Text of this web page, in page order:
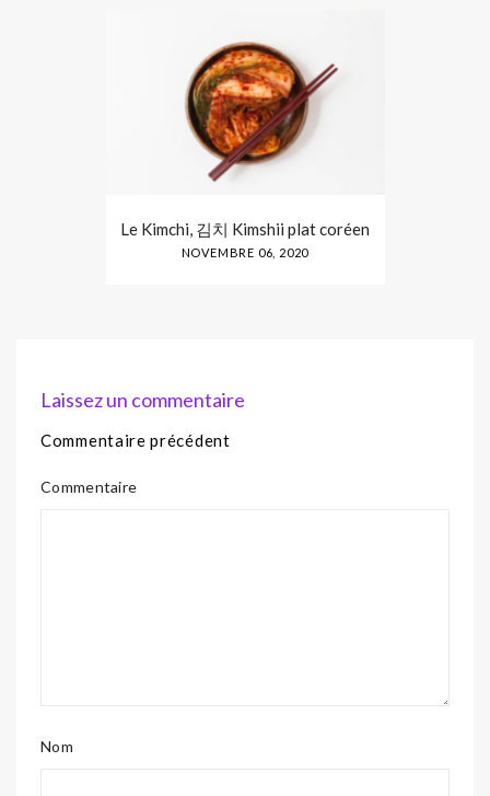
Le Kimchi, 김치 Kimshii plat coréen
NOVEMBRE 06, 2020
Laissez un commentaire
Commentaire précédent
Commentaire
Nom